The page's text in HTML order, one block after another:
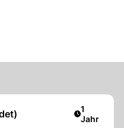
Artikel
1
Jahr